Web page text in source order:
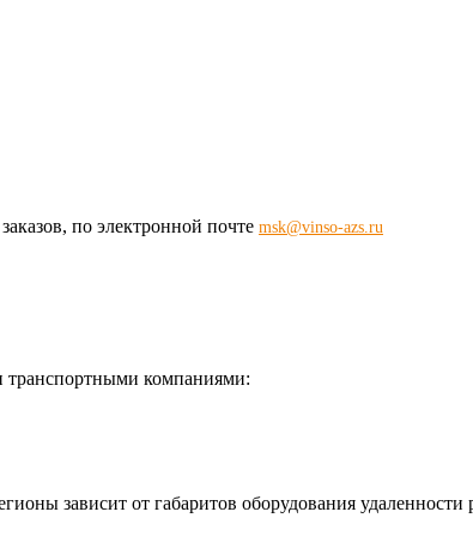
по электронной почте msk@vinso-azs.ru
транспортными компаниями:
зависит от габаритов оборудования удаленности